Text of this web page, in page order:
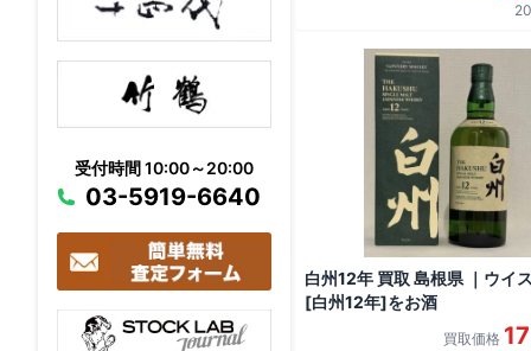
受付時間 10:00～20:00
03-5919-6640
白州12年 買取 島根県 ｜ウイ
[白州12年]をお酒
買取価格